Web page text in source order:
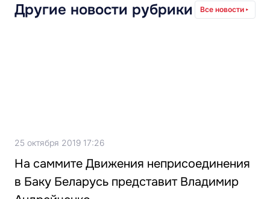
Другие новости рубрики Все новости
25 октября 2019 17:26
На саммите Движения неприсоединения
в Баку Беларусь представит Владимир